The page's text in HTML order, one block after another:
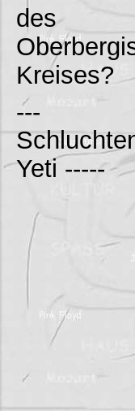
des
Kreises?
---
Yeti -----